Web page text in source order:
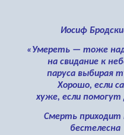
Иосиф
«Умереть — тоже
на свидание к
паруса выбирая
Хорошо, если
хуже, если помогут
Смерть приходит
бестелесна